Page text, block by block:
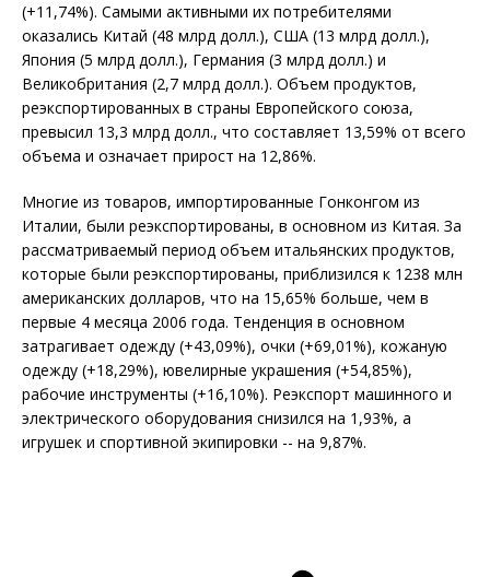
(+11,74%). Самыми активными их потребителями
оказались Китай (48 млрд долл.), США (13 млрд долл.),
Япония (5 млрд долл.), Германия (3 млрд долл.) и
Великобритания (2,7 млрд долл.). Объем продуктов,
реэкспортированных в страны Европейского союза,
превысил 13,3 млрд долл., что составляет 13,59% от всего
объема и означает прирост на 12,86%.
Многие из товаров, импортированные Гонконгом из
Италии, были реэкспортированы, в основном из Китая. За
рассматриваемый период объем итальянских продуктов,
которые были реэкспортированы, приблизился к 1238 млн
американских долларов, что на 15,65% больше, чем в
первые 4 месяца 2006 года. Тенденция в основном
затрагивает одежду (+43,09%), очки (+69,01%), кожаную
одежду (+18,29%), ювелирные украшения (+54,85%),
рабочие инструменты (+16,10%). Реэкспорт машинного и
электрического оборудования снизился на 1,93%, а
игрушек и спортивной экипировки -- на 9,87%.